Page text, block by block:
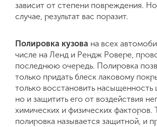
зависит от степени повреждения.
случае, результат вас поразит.
Полировка кузова на всех
числе на Ленд и Рендж Ровере,
последнюю очередь. Полировка
только придать блеск лаковому
только восстановить насыщенность
но и защитить его от воздействия
химических и физических факторов.
полировка называется защитной, и